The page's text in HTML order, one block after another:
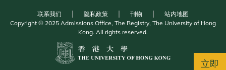
立即
联系我们 隐私政策 刊物
站内地图
Copyright © 2025 Admissions Office, The Registry, The University of Hong
Kong. All rights reserved.